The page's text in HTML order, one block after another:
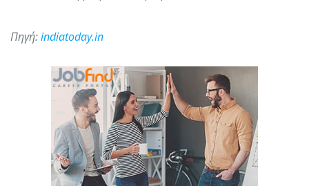
Πηγή:indiatoday.in